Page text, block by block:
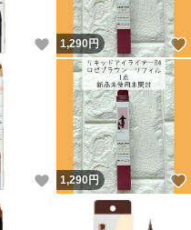
いいね！
1,290円
いいね！
1,290円